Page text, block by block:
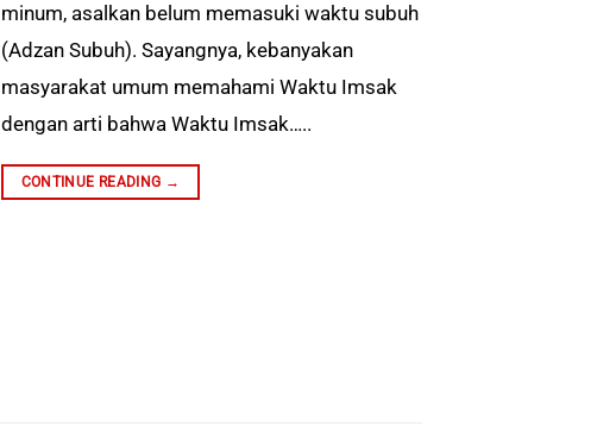
minum, asalkan belum memasuki waktu subuh
(Adzan Subuh). Sayangnya, kebanyakan
masyarakat umum memahami Waktu Imsak
dengan arti bahwa Waktu Imsak…..
CONTINUE READING →